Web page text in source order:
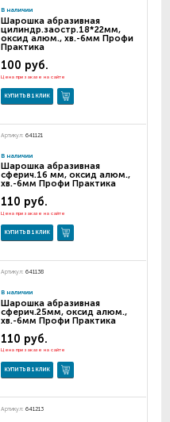
В наличии
Шарошка абразивная
цилиндр.заостр.18*22мм,
оксид алюм., хв.-6мм Профи
Практика
100 руб.
Цена при заказе на сайте
КУПИТЬ В 1 КЛИК
Артикул: 641121
В наличии
Шарошка абразивная
сферич.16 мм, оксид алюм.,
хв.-6мм Профи Практика
110 руб.
Цена при заказе на сайте
КУПИТЬ В 1 КЛИК
Артикул: 641138
В наличии
Шарошка абразивная
сферич.25мм, оксид алюм.,
хв.-6мм Профи Практика
110 руб.
Цена при заказе на сайте
КУПИТЬ В 1 КЛИК
Артикул: 641213